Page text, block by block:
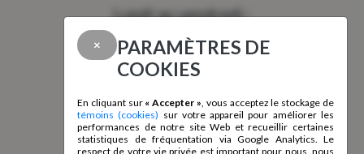
Lundi au vendredi :
8 h à 12 h
13 h à 16 h
CONTACTEZ-NOUS!
×
PARAMÈTRES DE
COOKIES
En cliquant sur « Accepter », vous acceptez le stockage de
témoins (cookies) sur votre appareil pour améliorer les
performances de notre site Web et recueillir certaines
statistiques de fréquentation via Google Analytics. Le
respect de votre vie privée est important pour nous, nous